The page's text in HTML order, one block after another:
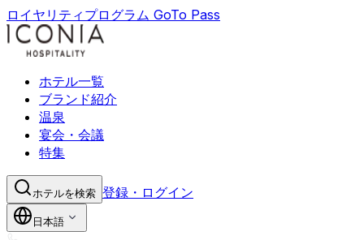
ロイヤリティプログラム GoTo Pass
ホテル一覧
ブランド紹介
温泉
宴会・会議
特集
ホテルを検索 登録・ログイン
日本語